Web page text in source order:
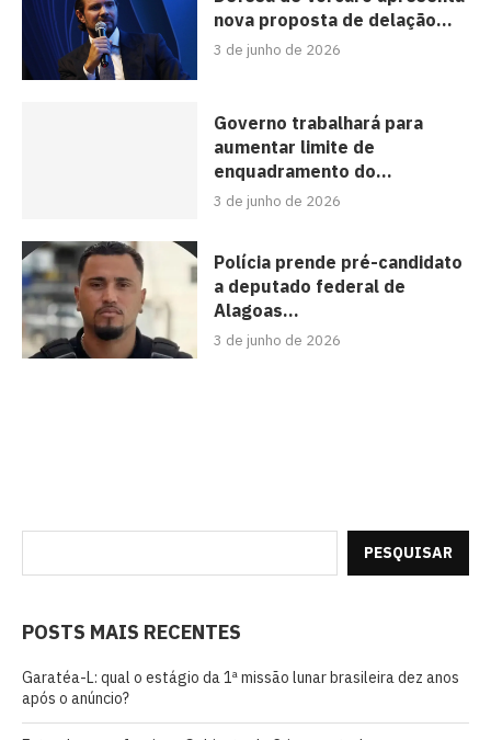
nova proposta de delação...
3 de junho de 2026
Governo trabalhará para
aumentar limite de
enquadramento do...
3 de junho de 2026
Polícia prende pré-candidato
a deputado federal de
Alagoas...
3 de junho de 2026
PESQUISAR
POSTS MAIS RECENTES
Garatéa-L: qual o estágio da 1ª missão lunar brasileira dez anos
após o anúncio?